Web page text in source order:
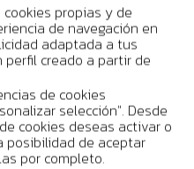
19,95 €
Añadir al carrito
-3%
cookies propias y de
de navegación en
adaptada a tus
creado a partir de
de cookies
selección". Desde
cookies deseas activar o
posibilidad de aceptar
por completo.